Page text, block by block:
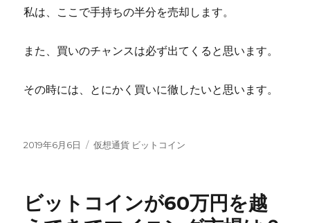
私は、ここで手持ちの半分を売却します。
また、買いのチャンスは必ず出てくると思います。
その時には、とにかく買いに徹したいと思います。
投
2019年6月6日
カ
ー
仮想通貨 ビットコイン
ビットコインが60万円を越